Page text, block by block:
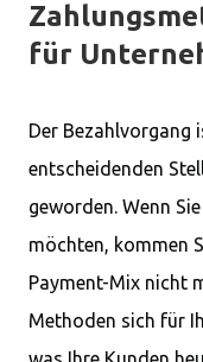
für
Der Bezahlvorgang
entscheidenden
geworden. Wenn
möchten, kommen
Payment-Mix nicht
Methoden sich für